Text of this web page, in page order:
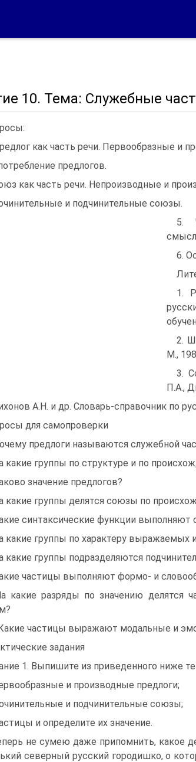
10. Тема: Служебные
как часть речи. Первообразные и
предлогов.
как часть речи. Непроизводные и
и подчинительные союзы.
5.
6.
1.
2.
М.,
3.
П.А.,
А.Н. и др. Словарь-справочник по
для самопроверки
предлоги называются служебной
какие группы по структуре и по
значение предлогов?
какие группы делятся союзы по
синтаксические функции
какие группы по характеру
какие группы подразделяются
частицы выполняют формо- и
какие разряды по значению делятся
частицы выражают модальные и
задания
1. Выпишите из приведенного ниже
и производные предлоги;
и подчинительные союзы;
и определите их значение.
не сумею даже припомнить, какое
северный русский городишко, о